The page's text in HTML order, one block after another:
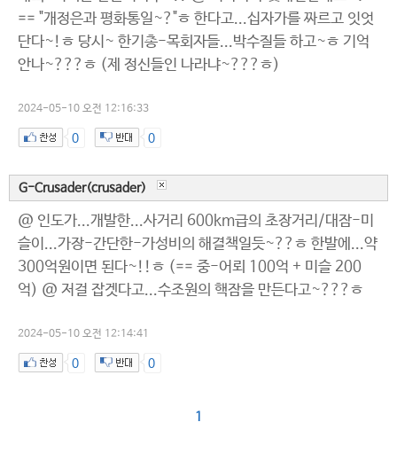
== "개정은과 평화통일~?"ㅎ 한다고...십자가를 짜르고 잇엇
단다~!ㅎ 당시~ 한기총-목회자들...박수질들 하고~ㅎ 기억
안나~???ㅎ (제 정신들인 나라냐~???ㅎ)
2024-05-10 오전 12:16:33
0 0
G-Crusader(crusader)
@ 인도가...개발한...사거리 600km급의 초장거리/대잠-미
슬이...가장-간단한-가성비의 해결책일듯~??ㅎ 한발에...약
300억원이면 된다~!!ㅎ (== 중-어뢰 100억 + 미슬 200
억) @ 저걸 잡겟다고...수조원의 핵잠을 만든다고~???ㅎ
2024-05-10 오전 12:14:41
0 0
1